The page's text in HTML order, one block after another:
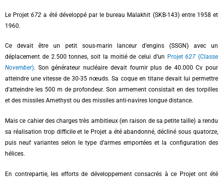
Le Projet672 a été développé par le bureau Malakhit (SKB-143) entre 1958 et
1960.
Ce devait être un petit sous-marin lanceur d’engins (SSGN) avec un
déplacement de 2.500 tonnes, soit la moitié de celui d’un Projet627 (Classe
November). Son générateur nucléaire devait fournir plus de 40.000 Cv pour
atteindre une vitesse de 30-35 nœuds. Sa coque en titane devait lui permettre
d’atteindre les 500 m de profondeur. Son armement consistait en des torpilles
et des missiles Amethyst ou des missiles anti-navires longue distance.
Mais ce cahier des charges très ambitieux (en raison de sa petite taille) a rendu
sa réalisation trop difficile et le Projet a été abandonné, décliné sous quatorze,
puis neuf variantes selon le type d’armes emportées et la configuration des
hélices.
En contrepartie, les efforts de développement consacrés à ce Projet ont été